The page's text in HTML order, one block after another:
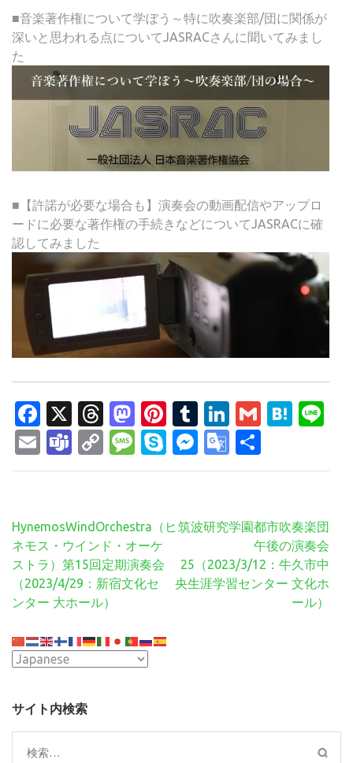
■音楽著作権について学ぼう～特に吹奏楽部/団に関係が
深いと思われる点についてJASRACさんに聞いてみまし
た
■【許諾が必要な場合も】演奏会の動画配信やアップロ
ードに必要な著作権の手続きなどについてJASRACに確
認してみました
Facebook
X Threads
Mastodon
Pinterest
Tumblr
LinkedIn
Gmail
EmailTeams
Copy
Link
Message
SkypeMessenger
Google
Translate
有
投
稿
ナ
ビ
ゲ
シ
ョ
HynemosWindOrchestra（ヒ
ネモス・ウインド・オーケ
ストラ）第15回定期演奏会
（2023/4/29：新宿文化セ
ンター 大ホール）
筑波研究学園都市吹奏楽団
午後の演奏会
25（2023/3/12：牛久市中
央生涯学習センター 文化ホ
ール）
サイト内検索
検